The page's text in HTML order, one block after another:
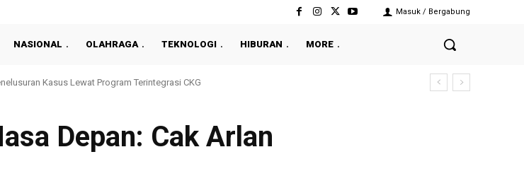
Masuk / Bergabung
NASIONAL OLAHRAGA TEKNOLOGI HIBURAN MORE
Penyidik Amankan Dokumen dan Barang Elektronik
Depan: Cak Arlan